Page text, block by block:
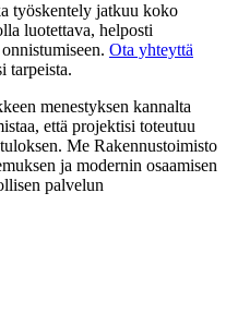
työskentely jatkuu koko
luotettava, helposti
Ota yhteyttä
tarpeista.
menestyksen kannalta
että projektisi toteutuu
Me Rakennustoimisto
ja modernin osaamisen
palvelun